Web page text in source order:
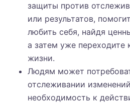
защиты против
или результатов,
любить себя, найдя
а затем уже переходите
жизни.
Людям может
отслеживании
необходимость к